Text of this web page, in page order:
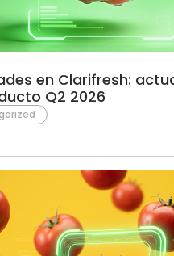
en Clarifresh:
Q2 2026